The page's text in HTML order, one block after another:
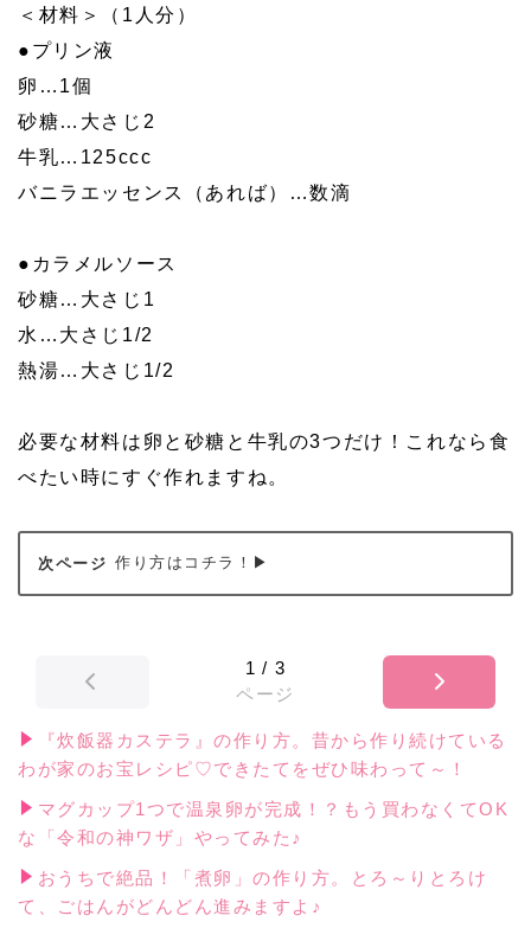
＜材料＞（1人分）
●プリン液
卵…1個
砂糖…大さじ2
牛乳…125ccc
バニラエッセンス（あれば）…数滴
●カラメルソース
砂糖…大さじ1
水…大さじ1/2
熱湯…大さじ1/2
必要な材料は卵と砂糖と牛乳の3つだけ！これなら食
べたい時にすぐ作れますね。
作り方はコチラ！▶
1 / 3
ページ
『炊飯器カステラ』の作り方。昔から作り続けている
わが家のお宝レシピ♡できたてをぜひ味わって～！
マグカップ1つで温泉卵が完成！？もう買わなくてOK
な「令和の神ワザ」やってみた♪
おうちで絶品！「煮卵」の作り方。とろ～りとろけ
て、ごはんがどんどん進みますよ♪